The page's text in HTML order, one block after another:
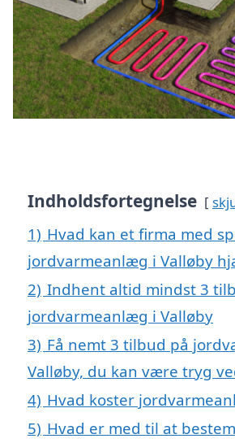
Indholdsfortegnelse
1) Hvad kan et firma med
jordvarmeanlæg i Valløby
2) Indhent altid mindst 3
jordvarmeanlæg i Valløby
3) Få nemt 3 tilbud på
Valløby, du kan være tryg
4) Hvad koster
5) Hvad er med til at